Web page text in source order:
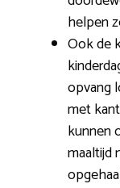
helpen
Ook de
opvang
met
kunnen
maaltijd